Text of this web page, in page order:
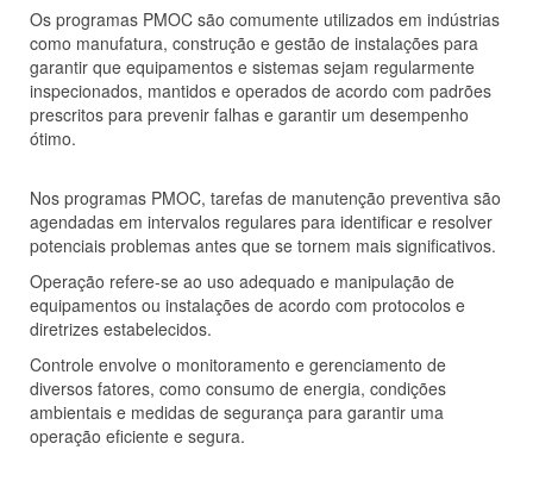
Os programas PMOC são comumente utilizados em indústrias
como manufatura, construção e gestão de instalações para
garantir que equipamentos e sistemas sejam regularmente
inspecionados, mantidos e operados de acordo com padrões
prescritos para prevenir falhas e garantir um desempenho
ótimo.
Nos programas PMOC, tarefas de manutenção preventiva são
agendadas em intervalos regulares para identificar e resolver
potenciais problemas antes que se tornem mais significativos.
Operação refere-se ao uso adequado e manipulação de
equipamentos ou instalações de acordo com protocolos e
diretrizes estabelecidos.
Controle envolve o monitoramento e gerenciamento de
diversos fatores, como consumo de energia, condições
ambientais e medidas de segurança para garantir uma
operação eficiente e segura.